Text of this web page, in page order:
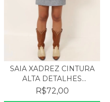
SAIA XADREZ CINTURA
ALTA DETALHES
PREGAS...
R$72,00